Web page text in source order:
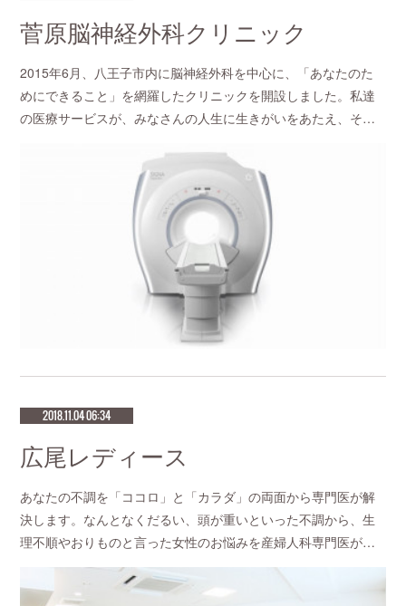
菅原脳神経外科クリニック
2015年6月、八王子市内に脳神経外科を中心に、「あなたのた
めにできること」を網羅したクリニックを開設しました。私達
の医療サービスが、みなさんの人生に生きがいをあたえ、そ…
2018.11.04 06:34
広尾レディース
あなたの不調を「ココロ」と「カラダ」の両面から専門医が解
決します。なんとなくだるい、頭が重いといった不調から、生
理不順やおりものと言った女性のお悩みを産婦人科専門医が…